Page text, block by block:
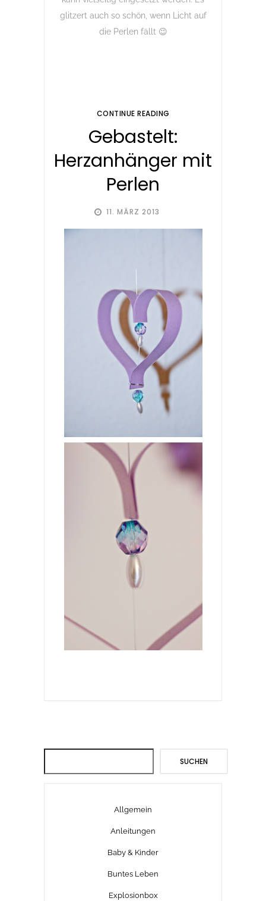
11. MÄRZ 2013
Gebastelt:
Herzanhänger mit
Perlen
glitzert auch so schön, wenn Licht auf
die Perlen fällt 😉
CONTINUE READING
SUCHEN
Allgemein
Anleitungen
Baby & Kinder
Buntes Leben
Explosionbox